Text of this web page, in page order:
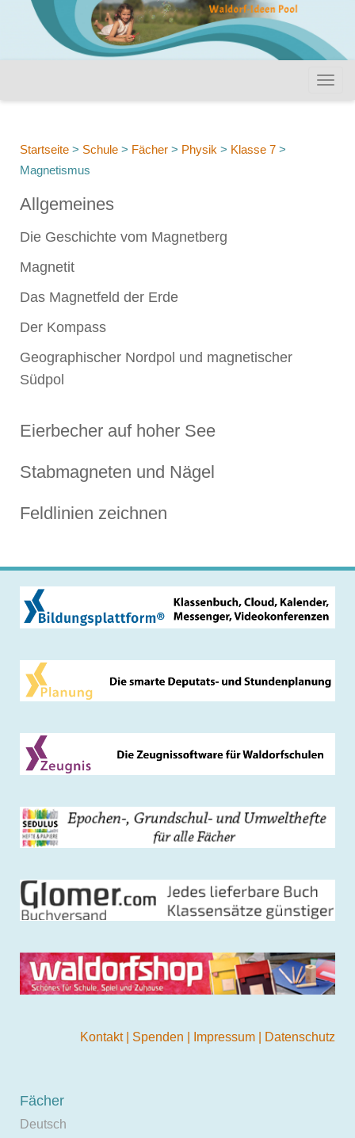
Startseite > Schule > Fächer > Physik > Klasse 7 >
Magnetismus
Allgemeines
Die Geschichte vom Magnetberg
Magnetit
Das Magnetfeld der Erde
Der Kompass
Geographischer Nordpol und magnetischer
Südpol
Eierbecher auf hoher See
Stabmagneten und Nägel
Feldlinien zeichnen
Kontakt Spenden Impressum Datenschutz
Fächer
Deutsch